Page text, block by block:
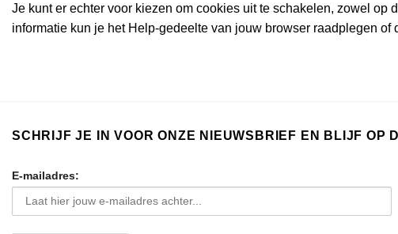
Je kunt er echter voor kiezen om cookies uit te schakelen, zowel
informatie kun je het Help-gedeelte van jouw browser raadplegen
SCHRIJF JE IN VOOR ONZE NIEUWSBRIEF EN BLIJF OP
E-mailadres: